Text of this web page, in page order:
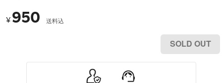
¥ 950 送料込
SOLD OUT